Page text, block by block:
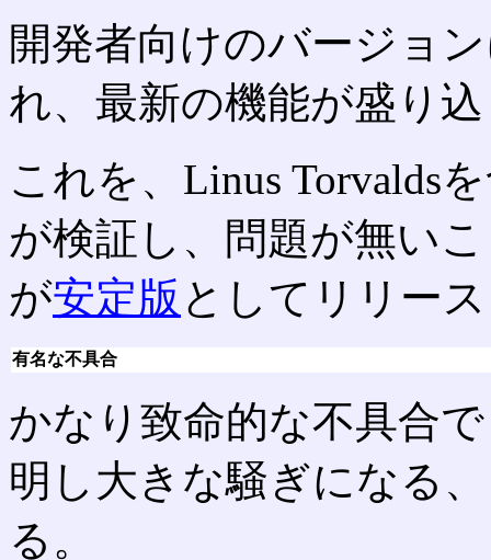
開発者向けのバージョ
れ、最新の機能が盛り
これを、Linus Torvalds
が検証し、問題が無い
が安定版 としてリリー
有名な不具合
かなり致命的な不具合
明し大きな騒ぎになる
る。